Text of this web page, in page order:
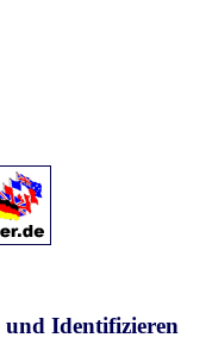
Identifizieren